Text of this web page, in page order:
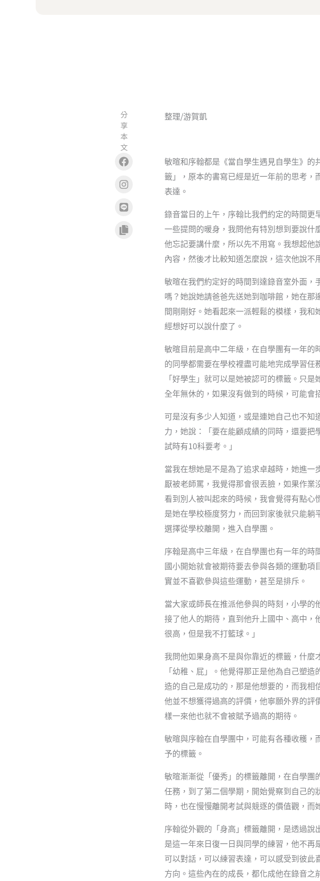
分
享
本
文
Facebook
Instagram
Line
Copy
整理/游賀凱
敏暄和序翰都是《當自學生遇見自學生》的
籤」，原本的書寫已經是近一年前的思考，
表達。
錄音當日的上午，序翰比我們約定的時間更
一些提問的暖身，我問他有特別想到要說什
他忘記要講什麼，所以先不用寫。我想起他
內容，然後才比較知道怎麼說，這次他說不
敏暄在我們約定好的時間到達錄音室外面，
嗎？她說她請爸爸先送她到咖啡館，她在
間剛剛好。她看起來一派輕鬆的模樣，我
經想好可以說什麼了。
敏暄目前是高中二年級，在自學團有一年的
的同學都需要在學校裡盡可能地完成學習
「好學生」就可以是她被認可的標籤。只
全年無休的，如果沒有做到的時候，可能會
可是沒有多少人知道，或是連她自己也不
力，她說：「要在能顧成績的同時，還要
試時有10科要考。」
當我在想她是不是為了追求卓越時，她進
厭被老師罵，我覺得那會很丟臉，如果作
看到別人被叫起來的時候，我會覺得有點
是她在學校極度努力，而回到家後就只能
選擇從學校離開，進入自學團。
序翰是高中三年級，在自學團也有一年的
國小開始就會被期待要去參與各類的運動
實並不喜歡參與這些運動，甚至是排斥。
當大家或師長在推派他參與的時刻，小學
接了他人的期待，直到他升上國中、高中，
很高，但是我不打籃球。」
我問他如果身高不是與你靠近的標籤，什麼
「幼稚、屁」。他覺得那正是他為自己塑
造的自己是成功的，那是他想要的，而我相
他並不想獲得過高的評價，他寧願外界的評
樣一來他也就不會被賦予過高的期待。
敏暄與序翰在自學團中，可能有各種收穫，
予的標籤。
敏暄漸漸從「優秀」的標籤離開，在自學團
任務，到了第二個學期，開始覺察到自己的
時，也在慢慢離開考試與競逐的價值觀，而
序翰從外觀的「身高」標籤離開，是透過說
是這一年來日復一日與同學的練習，他不
可以對話，可以練習表達，可以感受到彼
方向。這些內在的成長，都化成他在錄音